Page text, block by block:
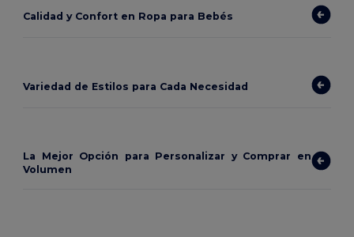
Calidad y Confort en Ropa para Bebés
Variedad de Estilos para Cada Necesidad
La Mejor Opción para Personalizar y Comprar en
Volumen